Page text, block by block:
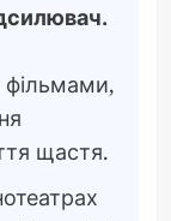
щастя.